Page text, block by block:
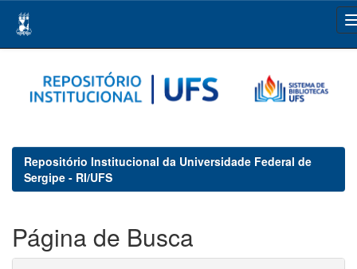
navigation
Repositório Institucional da Universidade Federal de
Sergipe - RI/UFS
Página de Busca